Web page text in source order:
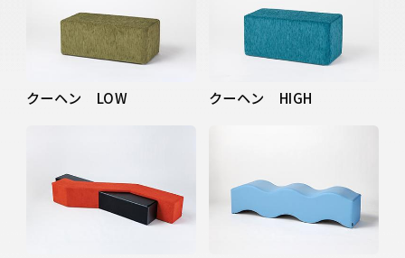
クーヘン LOW クーヘン HIGH